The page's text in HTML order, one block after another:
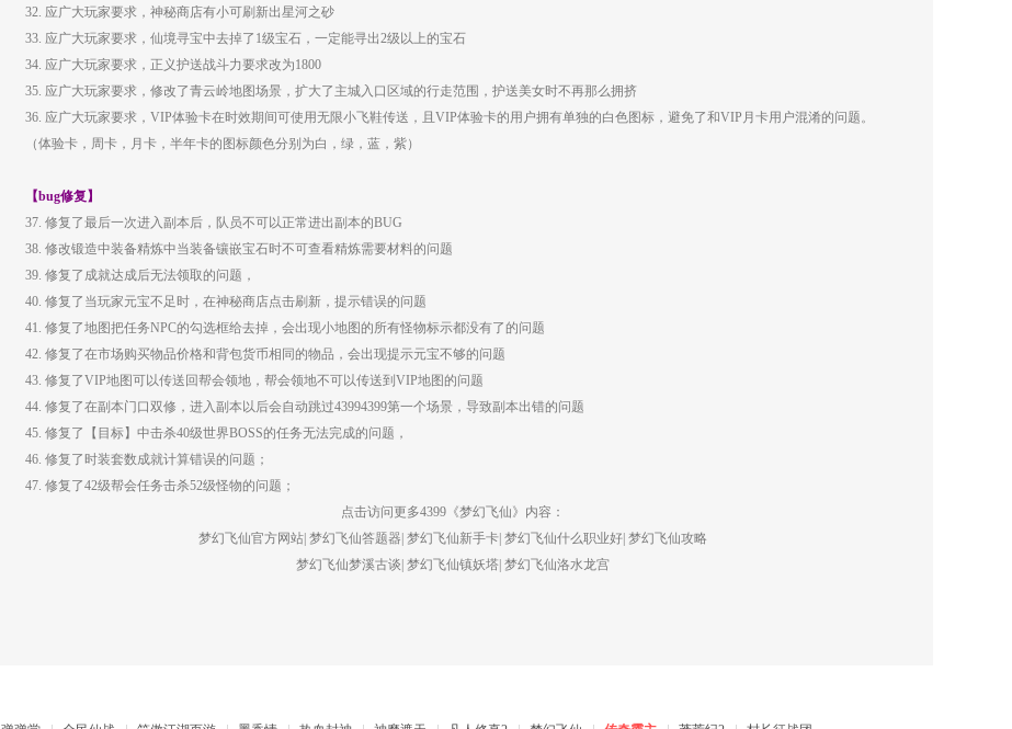
32. 应广大玩家要求，神秘商店有小可刷新出星河之砂
33. 应广大玩家要求，仙境寻宝中去掉了1级宝石，一定能寻出2级以上的宝石
34. 应广大玩家要求，正义护送战斗力要求改为1800
35. 应广大玩家要求，修改了青云岭地图场景，扩大了主城入口区域的行走范围，护送美女时不再那么拥挤
36. 应广大玩家要求，VIP体验卡在时效期间可使用无限小飞鞋传送，且VIP体验卡的用户拥有单独的白色图标，避免了和VIP月卡用户混淆的问题。
（体验卡，周卡，月卡，半年卡的图标颜色分别为白，绿，蓝，紫）
【bug修复】
37. 修复了最后一次进入副本后，队员不可以正常进出副本的BUG
38. 修改锻造中装备精炼中当装备镶嵌宝石时不可查看精炼需要材料的问题
39. 修复了成就达成后无法领取的问题，
40. 修复了当玩家元宝不足时，在神秘商店点击刷新，提示错误的问题
41. 修复了地图把任务NPC的勾选框给去掉，会出现小地图的所有怪物标示都没有了的问题
42. 修复了在市场购买物品价格和背包货币相同的物品，会出现提示元宝不够的问题
43. 修复了VIP地图可以传送回帮会领地，帮会领地不可以传送到VIP地图的问题
44. 修复了在副本门口双修，进入副本以后会自动跳过43994399第一个场景，导致副本出错的问题
45. 修复了【目标】中击杀40级世界BOSS的任务无法完成的问题，
46. 修复了时装套数成就计算错误的问题；
47. 修复了42级帮会任务击杀52级怪物的问题；
点击访问更多4399《梦幻飞仙》内容：
梦幻飞仙官方网站| 梦幻飞仙答题器 梦幻飞仙新手卡| 梦幻飞仙什么职业好| 梦幻飞仙攻略
梦幻飞仙梦溪古谈 梦幻飞仙镇妖塔| 梦幻飞仙洛水龙宫